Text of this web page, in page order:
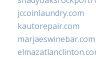
jccoinlaundry.com
kautorepair.com
marjaeswinebar.com